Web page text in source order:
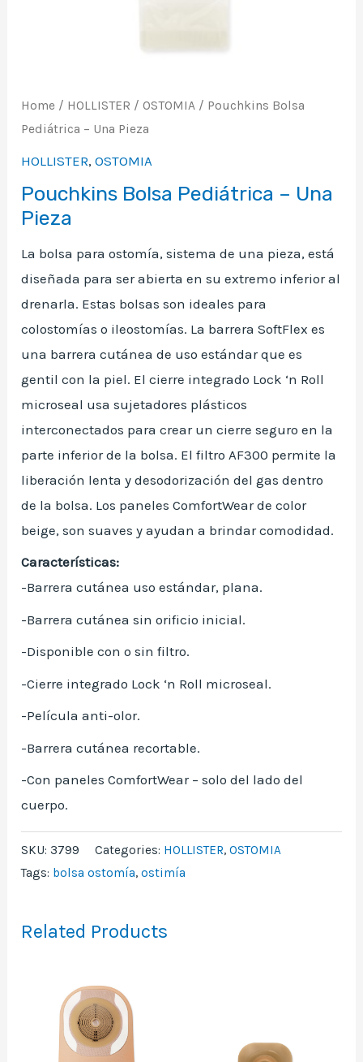
Home / HOLLISTER /OSTOMIA / Pouchkins Bolsa
Pediátrica – Una Pieza
HOLLISTER,OSTOMIA
Pouchkins Bolsa Pediátrica – Una
Pieza
La bolsa para ostomía, sistema de una pieza, está
diseñada para ser abierta en su extremo inferior al
drenarla. Estas bolsas son ideales para
colostomías o ileostomías. La barrera SoftFlex es
una barrera cutánea de uso estándar que es
gentil con la piel. El cierre integrado Lock ‘n Roll
microseal usa sujetadores plásticos
interconectados para crear un cierre seguro en la
parte inferior de la bolsa. El filtro AF300 permite la
liberación lenta y desodorización del gas dentro
de la bolsa. Los paneles ComfortWear de color
beige, son suaves y ayudan a brindar comodidad.
Características:
-Barrera cutánea uso estándar, plana.
-Barrera cutánea sin orificio inicial.
-Disponible con o sin filtro.
-Cierre integrado Lock ‘n Roll microseal.
-Película anti-olor.
-Barrera cutánea recortable.
-Con paneles ComfortWear – solo del lado del
cuerpo.
SKU: 3799 Categories: HOLLISTER,OSTOMIA
Tags: bolsa ostomía,ostimía
Related Products